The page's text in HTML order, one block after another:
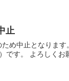
止
め中止となりま
です。 よろしくお